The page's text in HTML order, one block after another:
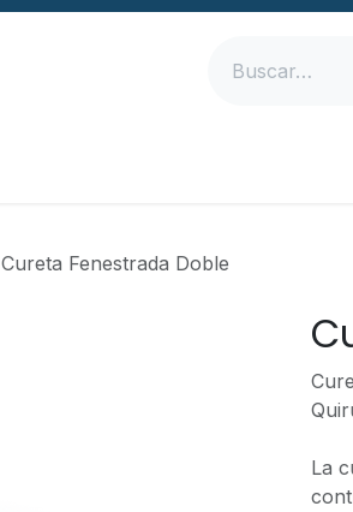
Cureta Fenestrada Doble
La